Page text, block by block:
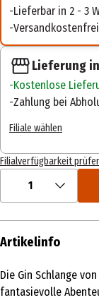
Lieferbar in 2 - 3
Lieferung
Kostenlose
Zahlung bei
Filiale wählen
Filialverfügbarkeit
1
Artikelinfo
Die Gin Schlange
fantasievolle